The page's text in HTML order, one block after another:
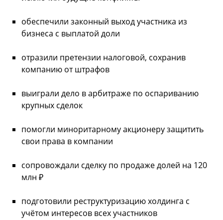
обеспечили законный выход участника из
бизнеса с выплатой доли
отразили претензии налоговой, сохранив
компанию от штрафов
выиграли дело в арбитраже по оспариванию
крупных сделок
помогли миноритарному акционеру защитить
свои права в компании
сопровождали сделку по продаже долей на 120
млн ₽
подготовили реструктуризацию холдинга с
учётом интересов всех участников